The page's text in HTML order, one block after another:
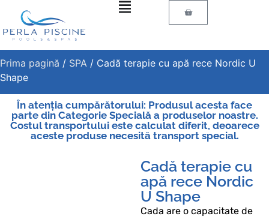
Prima pagină / SPA / Cadă terapie cu apă rece Nordic U
Shape
În atenția cumpărătorului: Produsul acesta face
parte din Categorie Specială a produselor noastre.
Costul transportului este calculat diferit, deoarece
aceste produse necesită transport special.
Cadă terapie cu
apă rece Nordic
U Shape
Cada are o capacitate de